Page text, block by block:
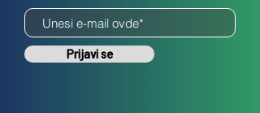
Prijavi se